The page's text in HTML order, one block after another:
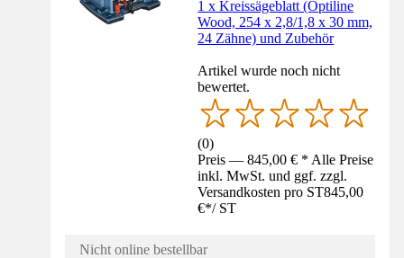
1 x Kreissägeblatt (Optiline
Wood, 254 x 2,8/1,8 x 30 mm,
24 Zähne) und Zubehör
Artikel wurde noch nicht
bewertet.
(0)
Preis — 845,00 € * Alle Preise
inkl. MwSt. und ggf. zzgl.
Versandkosten pro ST845,00
€*/ ST
Nicht online bestellbar